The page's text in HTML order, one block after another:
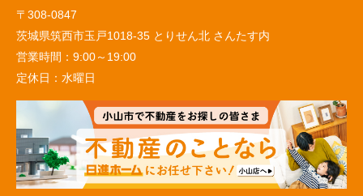
〒308-0847
茨城県筑西市玉戸1018-35 とりせん北 さんたす内
営業時間： 9:00～19:00
定休日： 水曜日